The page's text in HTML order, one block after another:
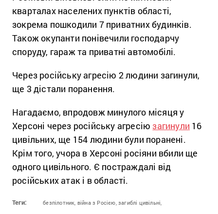
кварталах населених пунктів області,
зокрема пошкодили 7 приватних будинків.
Також окупанти понівечили господарчу
споруду, гараж та приватні автомобілі.
Через російську агресію 2 людини загинули,
ще 3 дістали поранення.
Нагадаємо, впродовж минулого місяця у
Херсоні через російську агресіюзагинули 16
цивільних, ще 154 людини були поранені.
Крім того, учора в Херсоні росіяни вбили ще
одного цивільного. Є постраждалі від
російських атак і в області.
Теги: безпілотник, війна з Росією, загиблі цивільні,